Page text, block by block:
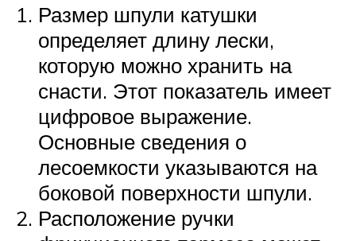
Размер шпули катушки
определяет длину лески,
которую можно хранить на
снасти. Этот показатель имеет
цифровое выражение.
Основные сведения о
лесоемкости указываются на
боковой поверхности шпули.
Расположение ручки